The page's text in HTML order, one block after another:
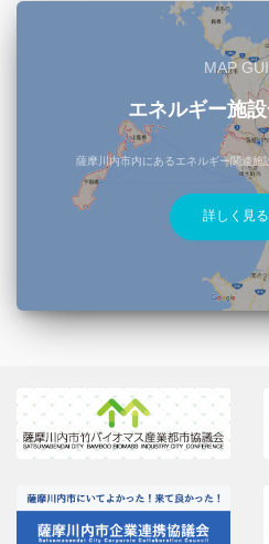
MAP
エネルギー施
薩摩川内市内にあるエネルギー関連施
詳しく見る